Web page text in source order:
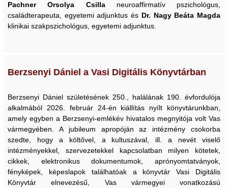
Pachner Orsolya Csillaneuroaffirmatív pszichológus,
családterapeuta, egyetemi adjunktus és Dr. Nagy Beáta Magda
klinikai szakpszichológus, egyetemi adjunktus.
Berzsenyi Dániel a Vasi Digitális Könyvtárban
Berzsenyi Dániel születésének 250., halálának 190. évfordulója
alkalmából 2026. február 24-én kiállítás nyílt könyvtárunkban,
amely egyben a Berzsenyi-emlékév hivatalos megnyitója volt Vas
vármegyében. A jubileum apropóján az intézmény csokorba
szedte, hogy a költővel, a kultuszával, ill. a nevét viselő
intézményekkel, szervezetekkel kapcsolatban milyen kötetek,
cikkek, elektronikus dokumentumok, aprónyomtatványok,
fényképek, képeslapok találhatóak a könyvtár Vasi Digitális
Könyvtár elnevezésű, Vas vármegyei vonatkozású